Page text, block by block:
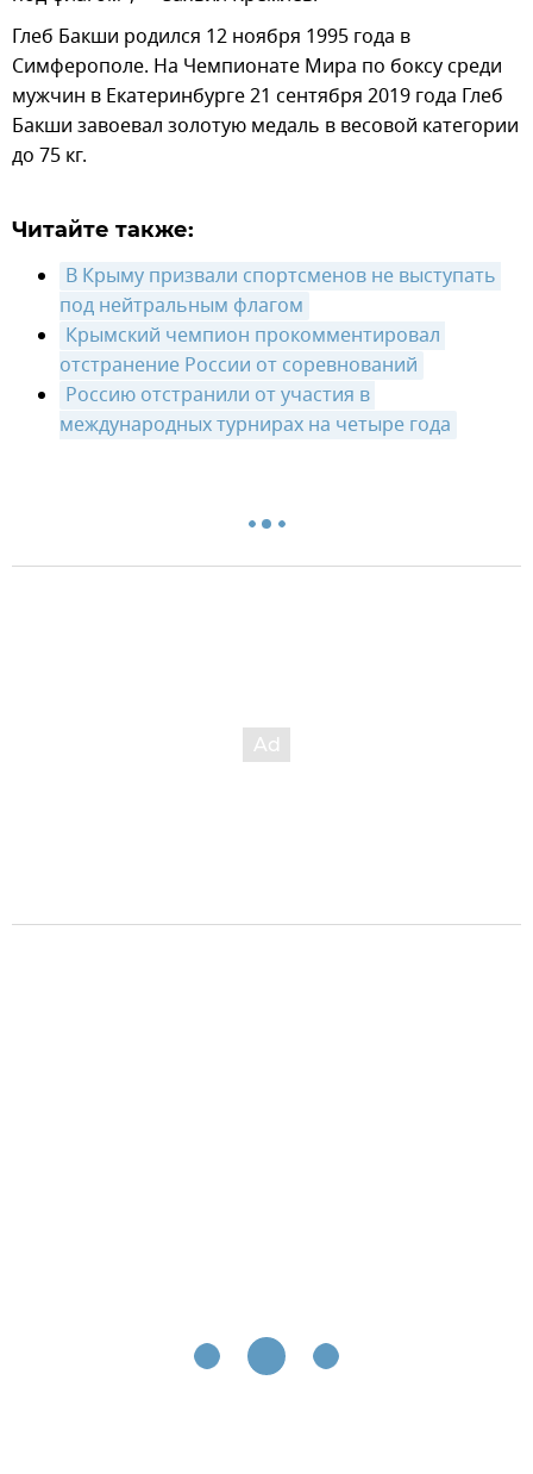
Глеб Бакши родился 12 ноября 1995 года в
Симферополе. На Чемпионате Мира по боксу среди
мужчин в Екатеринбурге 21 сентября 2019 года Глеб
Бакши завоевал золотую медаль в весовой категории
до 75 кг.
Читайте также:
В Крыму призвали спортсменов не выступать
под нейтральным флагом
Крымский чемпион прокомментировал
отстранение России от соревнований
Россию отстранили от участия в
международных турнирах на четыре года